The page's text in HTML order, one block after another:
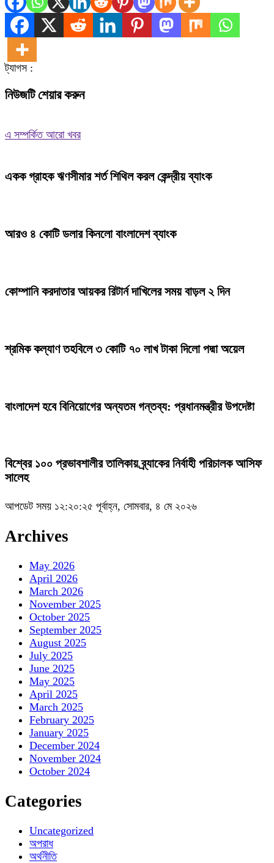
ট্যাগস :
নিউজটি শেয়ার করুন
এ সম্পর্কিত আরো খবর
একক গ্রাহক ঋণসীমার শর্ত শিথিল করল কেন্দ্রীয় ব্যাংক
আরও ৪ কোটি ডলার কিনলো বাংলাদেশ ব্যাংক
কোম্পানি করদাতার আয়কর রিটার্ন দাখিলের সময় বাড়ল ২ দিন
শ্রমিক কল্যাণ তহবিলে ৩ কোটি ৭০ লাখ টাকা দিলো পদ্মা অয়েল
বাংলাদেশ হবে বিনিয়োগের অন্যতম গন্তব্য: প্রধানমন্ত্রীর উপদেষ্টা
বিশ্বের ১০০ প্রভাবশালীর তালিকায় ব্র্যাকের নির্বাহী পরিচালক আসিফ
সালেহ
আপডেট সময় ১২:২০:২৫ পূর্বাহ্ন, সোমবার, ৪ মে ২০২৬
Archives
May 2026
April 2026
March 2026
November 2025
October 2025
September 2025
August 2025
July 2025
June 2025
May 2025
April 2025
March 2025
February 2025
January 2025
December 2024
November 2024
October 2024
Categories
Uncategorized
অপরাধ
অর্থনীতি